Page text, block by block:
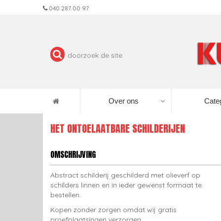
040 287 00 97
Over ons
HET ONTOELAATBARE SCHILDERIJEN
OMSCHRIJVING
Abstract schilderij geschilderd met olieverf op
schilders linnen en in ieder gewenst formaat te
bestellen.
Kopen zonder zorgen omdat wij gratis